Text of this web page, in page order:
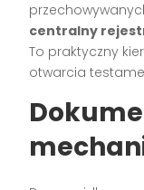
centralny
To praktyczny
otwarcia